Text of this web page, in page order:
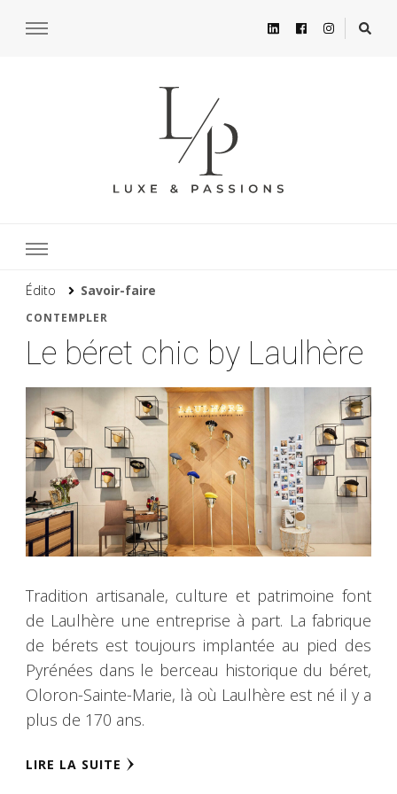
Édito Savoir-faire
CONTEMPLER
Le béret chic by Laulhère
Tradition artisanale, culture et patrimoine font
de Laulhère une entreprise à part. La fabrique
de bérets est toujours implantée au pied des
Pyrénées dans le berceau historique du béret,
Oloron-Sainte-Marie, là où Laulhère est né il y a
plus de 170 ans.
LIRE LA SUITE